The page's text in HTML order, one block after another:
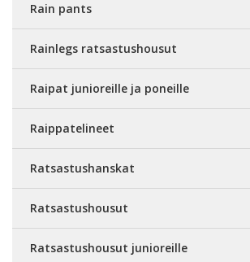
Rain pants
Rainlegs ratsastushousut
Raipat junioreille ja poneille
Raippatelineet
Ratsastushanskat
Ratsastushousut
Ratsastushousut junioreille